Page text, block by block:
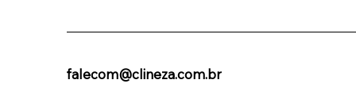
falecom@clineza.com.br